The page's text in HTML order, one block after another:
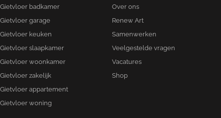
Gietvloer badkamer
Gietvloer garage
Gietvloer keuken
Gietvloer slaapkamer
Gietvloer woonkamer
Gietvloer zakelijk
Gietvloer appartement
Gietvloer woning
Over ons
Renew Art
Samenwerken
Veelgestelde vragen
Vacatures
Shop